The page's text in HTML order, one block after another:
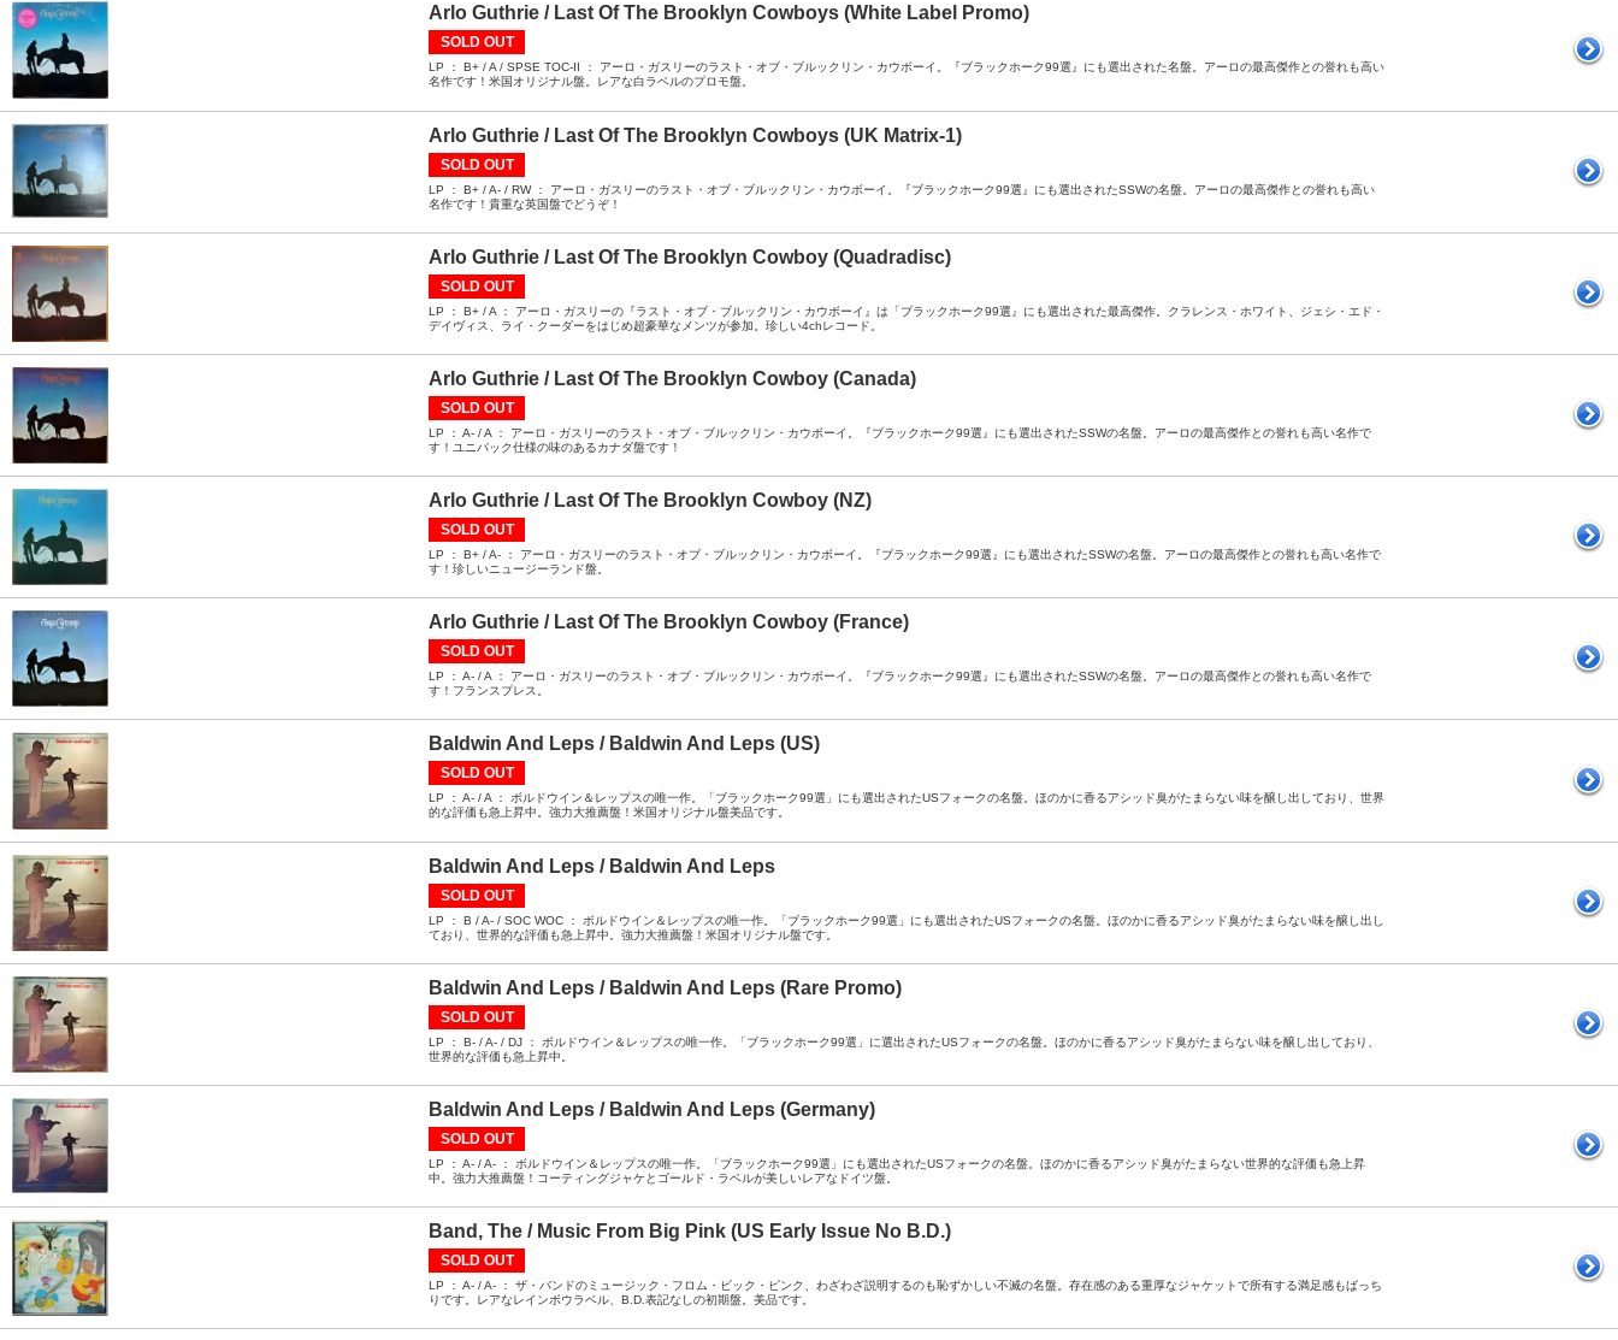
Arlo Guthrie / Last Of The Brooklyn Cowboys (White Label Promo)
SOLD OUT
LP ： B+ / A / SPSE TOC-II ： アーロ・ガスリーのラスト・オブ・ブルックリン・カウボーイ。『ブラックホーク99選』にも選出された名盤。アーロの最高傑作との誉れも高い
名作です！米国オリジナル盤。レアな白ラベルのプロモ盤。
Arlo Guthrie / Last Of The Brooklyn Cowboys (UK Matrix-1)
SOLD OUT
LP ： B+ / A- / RW ： アーロ・ガスリーのラスト・オブ・ブルックリン・カウボーイ。『ブラックホーク99選』にも選出されたSSWの名盤。アーロの最高傑作との誉れも高い
名作です！貴重な英国盤でどうぞ！
Arlo Guthrie / Last Of The Brooklyn Cowboy (Quadradisc)
SOLD OUT
LP ： B+ / A ： アーロ・ガスリーの『ラスト・オブ・ブルックリン・カウボーイ』は「ブラックホーク99選』にも選出された最高傑作。クラレンス・ホワイト、ジェシ・エド・
デイヴィス、ライ・クーダーをはじめ超豪華なメンツが参加。珍しい4chレコード。
Arlo Guthrie / Last Of The Brooklyn Cowboy (Canada)
SOLD OUT
LP ： A- / A ： アーロ・ガスリーのラスト・オブ・ブルックリン・カウボーイ。『ブラックホーク99選』にも選出されたSSWの名盤。アーロの最高傑作との誉れも高い名作で
す！ユニパック仕様の味のあるカナダ盤です！
Arlo Guthrie / Last Of The Brooklyn Cowboy (NZ)
SOLD OUT
LP ： B+ / A- ： アーロ・ガスリーのラスト・オブ・ブルックリン・カウボーイ。『ブラックホーク99選』にも選出されたSSWの名盤。アーロの最高傑作との誉れも高い名作で
す！珍しいニュージーランド盤。
Arlo Guthrie / Last Of The Brooklyn Cowboy (France)
SOLD OUT
LP ： A- / A ： アーロ・ガスリーのラスト・オブ・ブルックリン・カウボーイ。『ブラックホーク99選』にも選出されたSSWの名盤。アーロの最高傑作との誉れも高い名作で
す！フランスプレス。
Baldwin And Leps / Baldwin And Leps (US)
SOLD OUT
LP ： A- / A ： ボルドウイン＆レップスの唯一作。「ブラックホーク99選」にも選出されたUSフォークの名盤。ほのかに香るアシッド臭がたまらない味を醸し出しており、世界
的な評価も急上昇中。強力大推薦盤！米国オリジナル盤美品です。
Baldwin And Leps / Baldwin And Leps
SOLD OUT
LP ： B / A- / SOC WOC ： ボルドウイン＆レップスの唯一作。「ブラックホーク99選」にも選出されたUSフォークの名盤。ほのかに香るアシッド臭がたまらない味を醸し出し
ており、世界的な評価も急上昇中。強力大推薦盤！米国オリジナル盤です。
Baldwin And Leps / Baldwin And Leps (Rare Promo)
SOLD OUT
LP ： B- / A- / DJ ： ボルドウイン＆レップスの唯一作。「ブラックホーク99選」に選出されたUSフォークの名盤。ほのかに香るアシッド臭がたまらない味を醸し出しており、
世界的な評価も急上昇中。
Baldwin And Leps / Baldwin And Leps (Germany)
SOLD OUT
LP ： A- / A- ： ボルドウイン＆レップスの唯一作。「ブラックホーク99選」にも選出されたUSフォークの名盤。ほのかに香るアシッド臭がたまらない世界的な評価も急上昇
中。強力大推薦盤！コーティングジャケとゴールド・ラベルが美しいレアなドイツ盤。
Band, The / Music From Big Pink (US Early Issue No B.D.)
SOLD OUT
LP ： A- / A- ： ザ・バンドのミュージック・フロム・ビック・ピンク、わざわざ説明するのも恥ずかしい不滅の名盤。存在感のある重厚なジャケットで所有する満足感もばっち
りです。レアなレインボウラベル、B.D.表記なしの初期盤。美品です。